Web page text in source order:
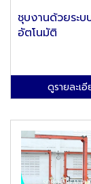
ชุบงานด้วยระบ
อัตโนมัติ
ดูรายละเ